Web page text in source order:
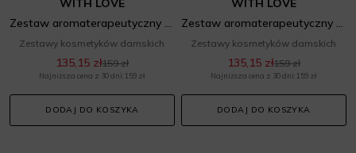
Zestawy kosmetyków damskich
135,15 zł159 zł
Najniższa cena z 30 dni: 159 zł
DODAJ DO KOSZYKA
Zestawy kosmetyków damskich
135,15 zł159 zł
Najniższa cena z 30 dni: 159 zł
DODAJ DO KOSZYKA